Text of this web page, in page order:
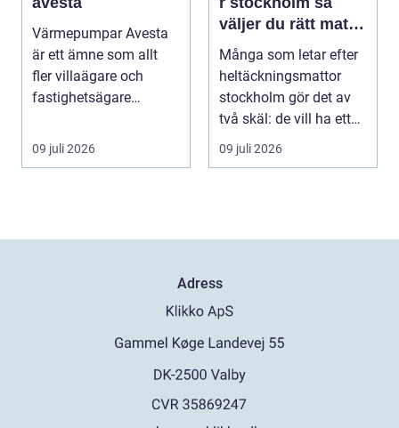
Värmepumpar Avesta
är ett ämne som allt
fler villaägare och
fastighetsägare
09 juli 2026
väljer du rätt matta
för hem och kontor
Många som letar efter
heltäckningsmattor
stockholm gör det av
två skäl: de vill ha ett
tystare och m...
09 juli 2026
Adress